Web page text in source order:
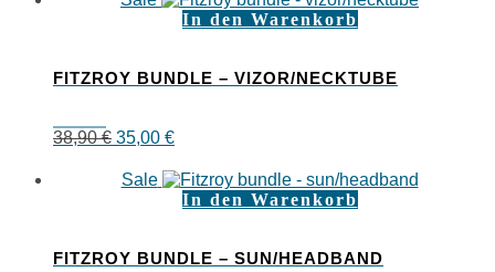
In den Warenkorb
FITZROY BUNDLE – VIZOR/NECKTUBE
38,90€ Ursprünglicher
war:
35,00 €Aktueller
ist:
35,00 €.
Sale
In den Warenkorb
FITZROY BUNDLE – SUN/HEADBAND